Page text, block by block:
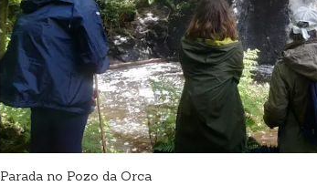
Parada no Pozo da Orca